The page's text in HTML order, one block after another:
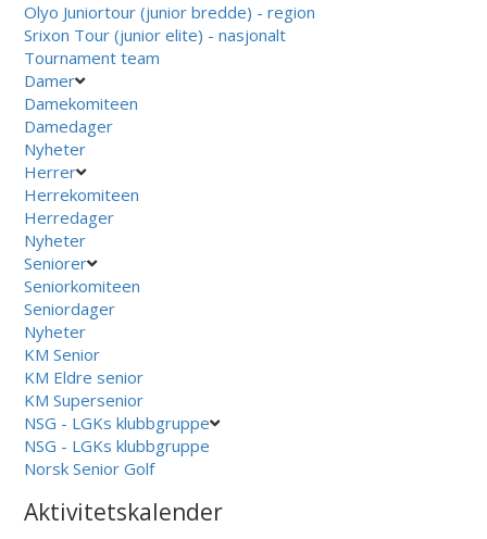
Olyo Juniortour (junior bredde) - region
Srixon Tour (junior elite) - nasjonalt
Tournament team
Damer
Damekomiteen
Damedager
Nyheter
Herrer
Herrekomiteen
Herredager
Nyheter
Seniorer
Seniorkomiteen
Seniordager
Nyheter
KM Senior
KM Eldre senior
KM Supersenior
NSG - LGKs klubbgruppe
NSG - LGKs klubbgruppe
Norsk Senior Golf
Aktivitetskalender